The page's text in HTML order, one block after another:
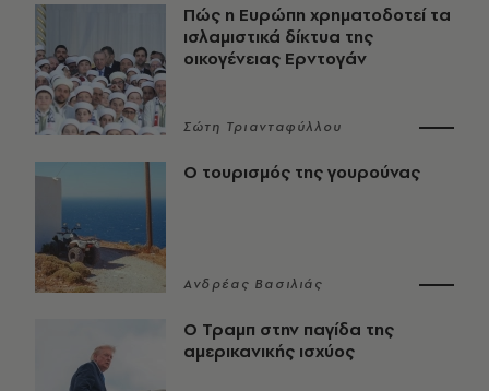
Πώς η Ευρώπη χρηματοδοτεί τα
ισλαμιστικά δίκτυα της
οικογένειας Ερντογάν
Σώτη Τριανταφύλλου
Ο τουρισμός της γουρούνας
Ανδρέας Βασιλιάς
Ο Τραμπ στην παγίδα της
αμερικανικής ισχύος